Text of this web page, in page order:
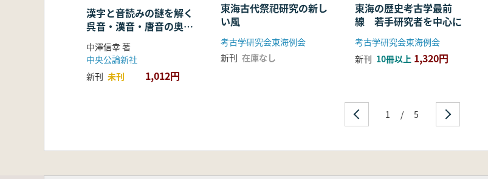
漢字と音読みの謎を解く
呉音・漢音・唐音の奥深
い世界
中澤信幸 著
中央公論新社
新刊 未刊 1,012円
東海古代祭祀研究の新し
い風
考古学研究会東海例会
新刊 在庫なし
東海の歴史考古学最前
線 若手研究者を中心に
考古学研究会東海例会
新刊 10冊以上 1,320円
1 / 5